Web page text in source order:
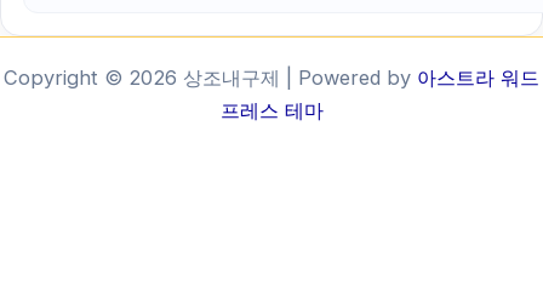
Copyright © 2026 상조내구제 | Powered by 아스트라 워드
프레스 테마